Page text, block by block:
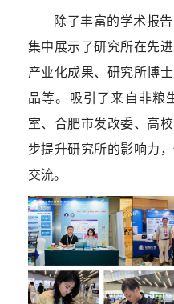
除了丰富的学术报
集中展示了研究所在先
产业化成果、研究所博
品等。吸引了来自非粮
室、合肥市发改委、高
步提升研究所的影响力
交流。